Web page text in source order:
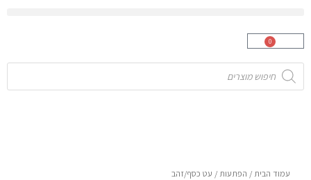
0
עגלת
Products
search
עמוד הבית / הפתעות / עט כסף/זהב